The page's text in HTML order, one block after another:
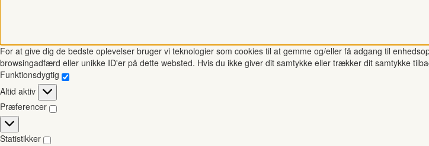
For at give dig de bedste oplevelser bruger vi teknologier som cookies til at gemme og/eller få adgang til
browsingadfærd eller unikke ID'er på dette websted. Hvis du ikke giver dit samtykke eller trækker dit samtykke
Funktionsdygtig
Funktionsdygtig
Altid aktiv
Præferencer
Præferencer
Statistikker